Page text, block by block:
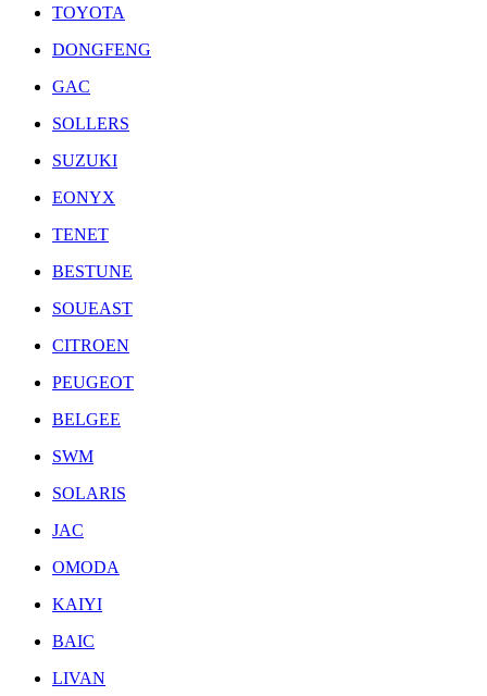
TOYOTA
DONGFENG
GAC
SOLLERS
SUZUKI
EONYX
TENET
BESTUNE
SOUEAST
CITROEN
PEUGEOT
BELGEE
SWM
SOLARIS
JAC
OMODA
KAIYI
BAIC
LIVAN